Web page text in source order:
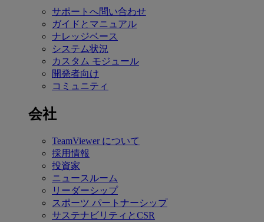
サポートへ問い合わせ
ガイドとマニュアル
ナレッジベース
システム状況
カスタム モジュール
開発者向け
コミュニティ
会社
TeamViewer について
採用情報
投資家
ニュースルーム
リーダーシップ
スポーツ パートナーシップ
サステナビリティとCSR